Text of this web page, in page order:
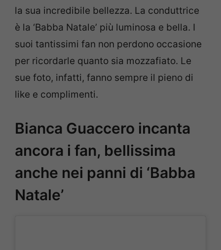
la sua incredibile bellezza. La conduttrice
è la ‘Babba Natale’ più luminosa e bella. I
suoi tantissimi fan non perdono occasione
per ricordarle quanto sia mozzafiato. Le
sue foto, infatti, fanno sempre il pieno di
like e complimenti.
Bianca Guaccero incanta
ancora i fan, bellissima
anche nei panni di ‘Babba
Natale’